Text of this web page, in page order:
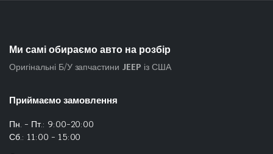
Ми самі обираємо авто на розбір
Оригінальні Б/У запчастини JEEP із США
Приймаємо замовлення
Пн. - Пт.: 9:00-20:00
Сб.: 11:00 - 15:00